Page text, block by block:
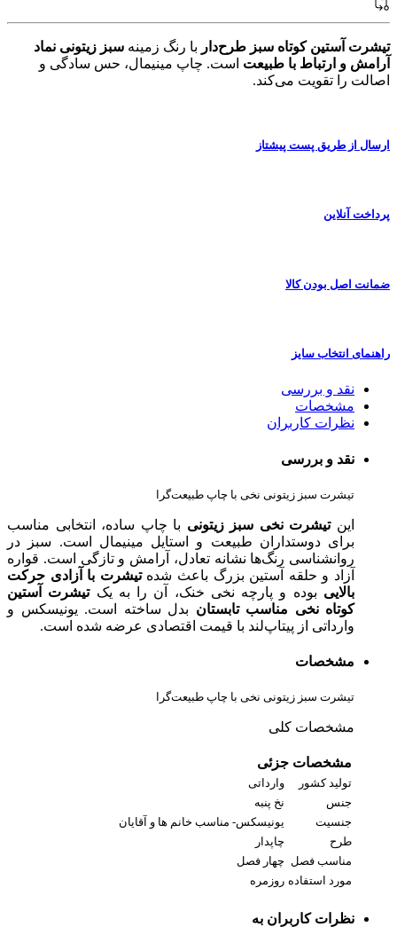
تیشرت آستین کوتاه سبز طرح‌دار با رنگ زمینه سبز زیتونی نماد
آرامش و ارتباط با طبیعت است. چاپ مینیمال، حس سادگی و
اصالت را تقویت می‌کند.
ارسال از طریق پست پیشتاز
پرداخت آنلاین
ضمانت اصل بودن کالا
راهنمای انتخاب سایز
نقد و بررسی
مشخصات
نظرات کاربران
نقد و بررسی
تیشرت سبز زیتونی نخی با چاپ طبیعت‌گرا
اینتیشرت نخی سبز زیتونی با چاپ ساده، انتخابی مناسب
برای دوستداران طبیعت و استایل مینیمال است. سبز در
روانشناسی رنگ‌ها نشانه تعادل، آرامش و تازگی است. قواره
آزاد و حلقه آستین بزرگ باعث شدهتیشرت با آزادی حرکت
بالایی بوده و پارچه نخی خنک، آن را به یکتیشرت آستین
کوتاه نخی مناسب تابستان بدل ساخته است. یونیسکس و
وارداتی از پیتاپ‌لند با قیمت اقتصادی عرضه شده است.
مشخصات
تیشرت سبز زیتونی نخی با چاپ طبیعت‌گرا
مشخصات کلی
مشخصات جزئی
تولید کشور
وارداتی
جنس
نخ پنبه
جنسیت
یونیسکس- مناسب خانم ها و آقایان
طرح
چاپدار
مناسب فصل چهار فصل
مورد استفاده روزمره
نظرات کاربران به